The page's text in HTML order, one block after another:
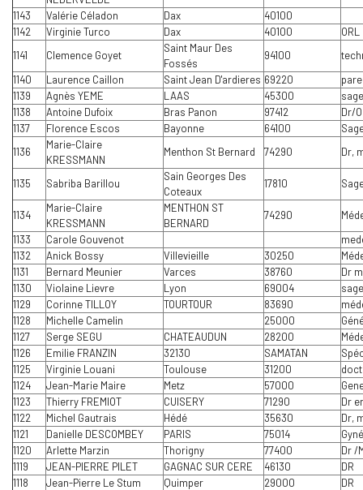
1143
Valérie Céladon Dax
40100
1142
Virginie Turco Dax 40100
ORL
1141
Clemence Goyet
Saint Maur Des
Fossés
94100
1140
Laurence Caillon Saint Jean D'ardieres 69220
1139
Agnès YEME LAAS 45300
1138
Antoine Dufoix Bras Panon 97412
Dr/
1137
Florence Escos Bayonne 64100
1136
Marie-Claire
KRESSMANN
Menthon St Bernard 74290 Dr,
1135 Sabriba Barillou
Sain Georges Des
Coteaux
17810
1134
Marie-Claire
KRESSMANN
MENTHON ST
BERNARD
74290
1133
Carole Gouvenot
1132
Anick Bossy Villevieille 30250
1131
Bernard Meunier Varces 38760
Dr
1130
Violaine Lievre Lyon 69004
1129
Corinne TILLOY TOURTOUR 83690
1128
Michelle Camelin 25000
1127
Serge SEGU CHATEAUDUN 28200
1126
Emilie FRANZIN 32130 SAMATAN
1125
Virginie Louani Toulouse 31200
1124
Jean-Marie Maire Metz 57000
1123
Thierry FREMIOT CUISERY 71290
Dr
1122
Michel Gautrais Hédé 35630
Dr,
1121
Danielle DESCOMBEY PARIS 75014
1120
Arlette Marzin Thorigny 77400
Dr /
1119
JEAN-PIERRE PILET GAGNAC SUR CERE 46130
DR
1118
Jean-Pierre Le Stum Quimper 29000
DR